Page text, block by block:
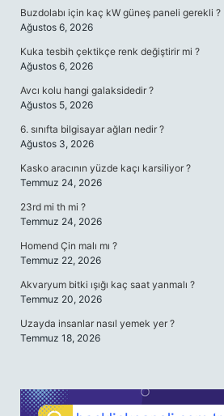
Buzdolabı için kaç kW güneş paneli gerekli ?
Ağustos 6, 2026
Kuka tesbih çektikçe renk değiştirir mi ?
Ağustos 6, 2026
Avcı kolu hangi galaksidedir ?
Ağustos 5, 2026
6. sınıfta bilgisayar ağları nedir ?
Ağustos 3, 2026
Kasko aracının yüzde kaçı karsiliyor ?
Temmuz 24, 2026
23rd mi th mi ?
Temmuz 24, 2026
Homend Çin malı mı ?
Temmuz 22, 2026
Akvaryum bitki ışığı kaç saat yanmalı ?
Temmuz 20, 2026
Uzayda insanlar nasıl yemek yer ?
Temmuz 18, 2026